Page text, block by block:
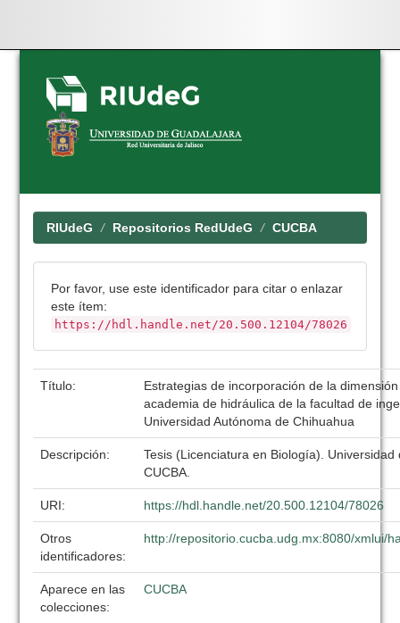
Skip
navigation
RIUdeG Repositorios RedUdeG CUCBA
Por favor, use este identificador para citar o enlazar
este ítem:
https://hdl.handle.net/20.500.12104/78026
Título:
Estrategias de incorporación de la
academia de hidráulica de la facultad de
Universidad Autónoma de Chihuahua
Descripción:
Tesis (Licenciatura en Biología). Universidad
CUCBA.
URI: https://hdl.handle.net/20.500.12104/78026
Otros
identificadores:
http://repositorio.cucba.udg.mx:8080/xmlui/
Aparece en las
colecciones:
CUCBA